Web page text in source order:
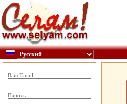
Ваш Email:
Пароль: